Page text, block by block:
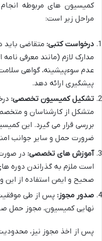
کمیسیون های مربوطه
مراحل زیر است:
درخواست کتبی: متقاضی باید
مدارک لازم (مانند معرفی
عدم سوءپیشینه، گواهی
پیشگیری ارائه دهد.
تشکیل کمیسیون تخصصی:
متشکل از کارشناسان و
بررسی قرار می گیرد. این
ضرورت حمل و سایر جوانب
آموزش های تخصصی: در
است ملزم به گذراندن دوره
صحیح و ایمن استفاده از این
صدور مجوز: پس از طی
نهایی کمیسیون، مجوز حمل
پس از اخذ مجوز نیز،